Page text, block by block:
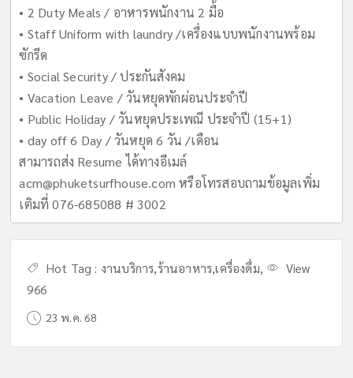
• 2 Duty Meals / อาหารพนักงาน 2 มื้อ
• Staff Uniform with laundry /เครื่องแบบพนักงานพร้อม
ซักรีด
• Social Security / ประกันสังคม
• Vacation Leave / วันหยุดพักผ่อนประจำปี
• Public Holiday / วันหยุดประเพณี ประจำปี (15+1)
• day off 6 Day / วันหยุด 6 วัน /เดือน
สามารถส่ง Resume ได้ทางอีเมล์
acm@phuketsurfhouse.com หรือโทรสอบถามข้อมูลเพิ่ม
เติมที่ 076-685088 # 3002
Hot Tag : งานบริการ,ร้านอาหาร,เครื่องดื่ม,
View
966
23 พ.ค. 68